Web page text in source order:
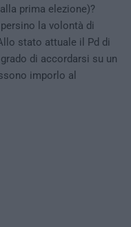
prima elezione)?
la volontà di
stato attuale il Pd di
di accordarsi su un
imporlo al